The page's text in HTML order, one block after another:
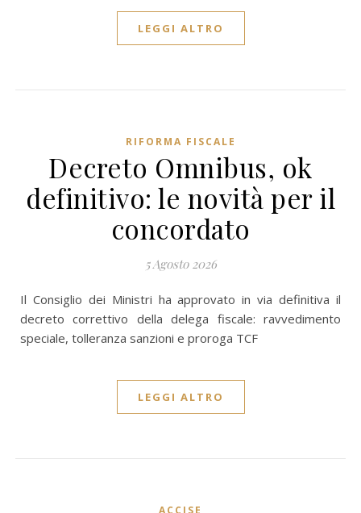
LEGGI ALTRO
RIFORMA FISCALE
Decreto Omnibus, ok
definitivo: le novità per il
concordato
5 Agosto 2026
Il Consiglio dei Ministri ha approvato in via definitiva il
decreto correttivo della delega fiscale: ravvedimento
speciale, tolleranza sanzioni e proroga TCF
LEGGI ALTRO
ACCISE